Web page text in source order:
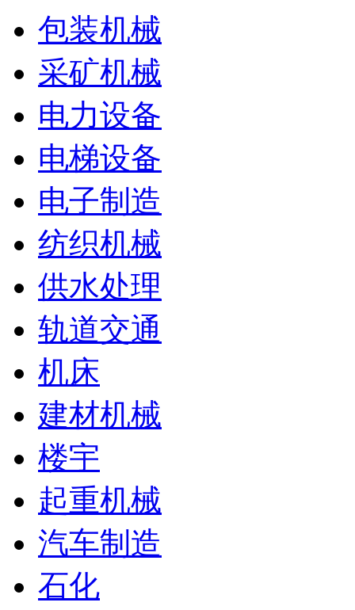
包装机械
采矿机械
电力设备
电梯设备
电子制造
纺织机械
供水处理
轨道交通
机床
建材机械
楼宇
起重机械
汽车制造
石化